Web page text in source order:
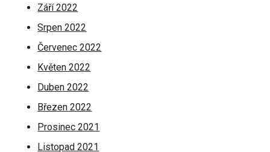
Září 2022
Srpen 2022
Červenec 2022
Květen 2022
Duben 2022
Březen 2022
Prosinec 2021
Listopad 2021